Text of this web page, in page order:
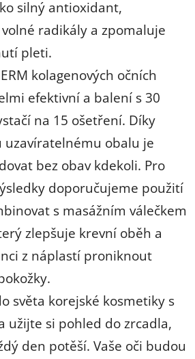
silný antioxidant,
radikály a zpomaluje
pleti.
kolagenových očních
efektivní a balení s 30
na 15 ošetření. Díky
uzavíratelnému obalu je
bez obav kdekoli. Pro
doporučujeme použití
s masážním válečkem
zlepšuje krevní oběh a
z náplastí proniknout
světa korejské kosmetiky s
a užijte si pohled do zrcadla,
den potěší. Vaše oči budou